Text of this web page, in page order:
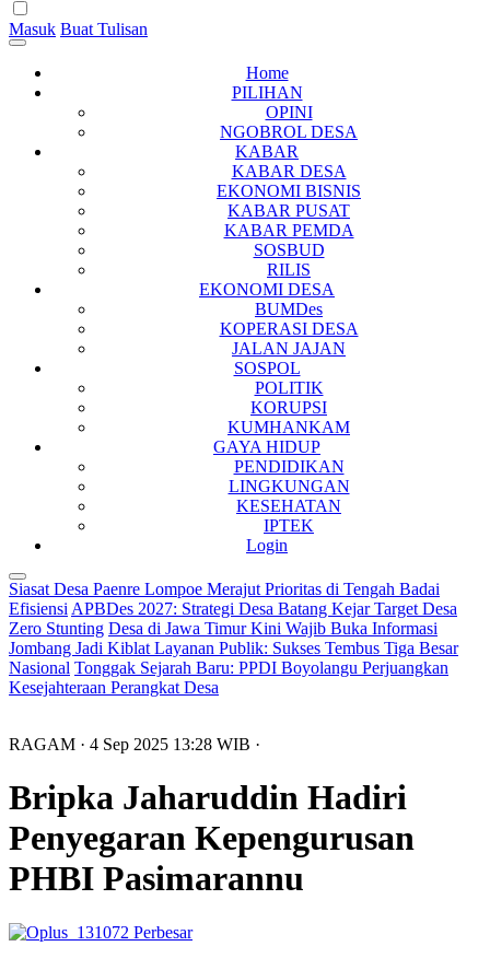
Masuk Buat Tulisan
Home
PILIHAN
OPINI
NGOBROL DESA
KABAR
KABAR DESA
EKONOMI BISNIS
KABAR PUSAT
KABAR PEMDA
SOSBUD
RILIS
EKONOMI DESA
BUMDes
KOPERASI DESA
JALAN JAJAN
SOSPOL
POLITIK
KORUPSI
KUMHANKAM
GAYA HIDUP
PENDIDIKAN
LINGKUNGAN
KESEHATAN
IPTEK
Login
Siasat Desa Paenre Lompoe Merajut Prioritas di Tengah Badai
Efisiensi APBDes 2027: Strategi Desa Batang Kejar Target Desa
Zero Stunting Desa di Jawa Timur Kini Wajib Buka Informasi
Jombang Jadi Kiblat Layanan Publik: Sukses Tembus Tiga Besar
Nasional Tonggak Sejarah Baru: PPDI Boyolangu Perjuangkan
Kesejahteraan Perangkat Desa
RAGAM · 4 Sep 2025 13:28 WIB ·
Bripka Jaharuddin Hadiri
Penyegaran Kepengurusan
PHBI Pasimarannu
Perbesar